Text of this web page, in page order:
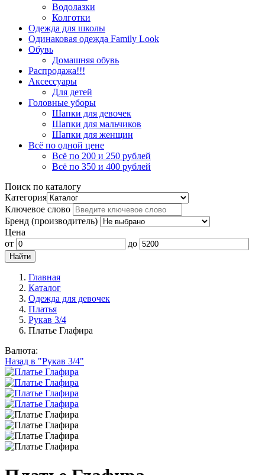
Водолазки
Колготки
Одежда для школы
Одинаковая одежда Family Look
Обувь
Домашняя обувь
Распродажа!!!
Аксессуары
Для детей
Головные уборы
Шапки для девочек
Шапки для мальчиков
Шапки для женщин
Всё по одной цене
Всё по 200 и 250 рублей
Всё по 350 и 400 рублей
Поиск по каталогу
Категория
Ключевое слово
Бренд (производитель)
Цена
от
до
Главная
Каталог
Одежда для девочек
Платья
Рукав 3/4
Платье Глафира
Валюта:
Назад в "Рукав 3/4"